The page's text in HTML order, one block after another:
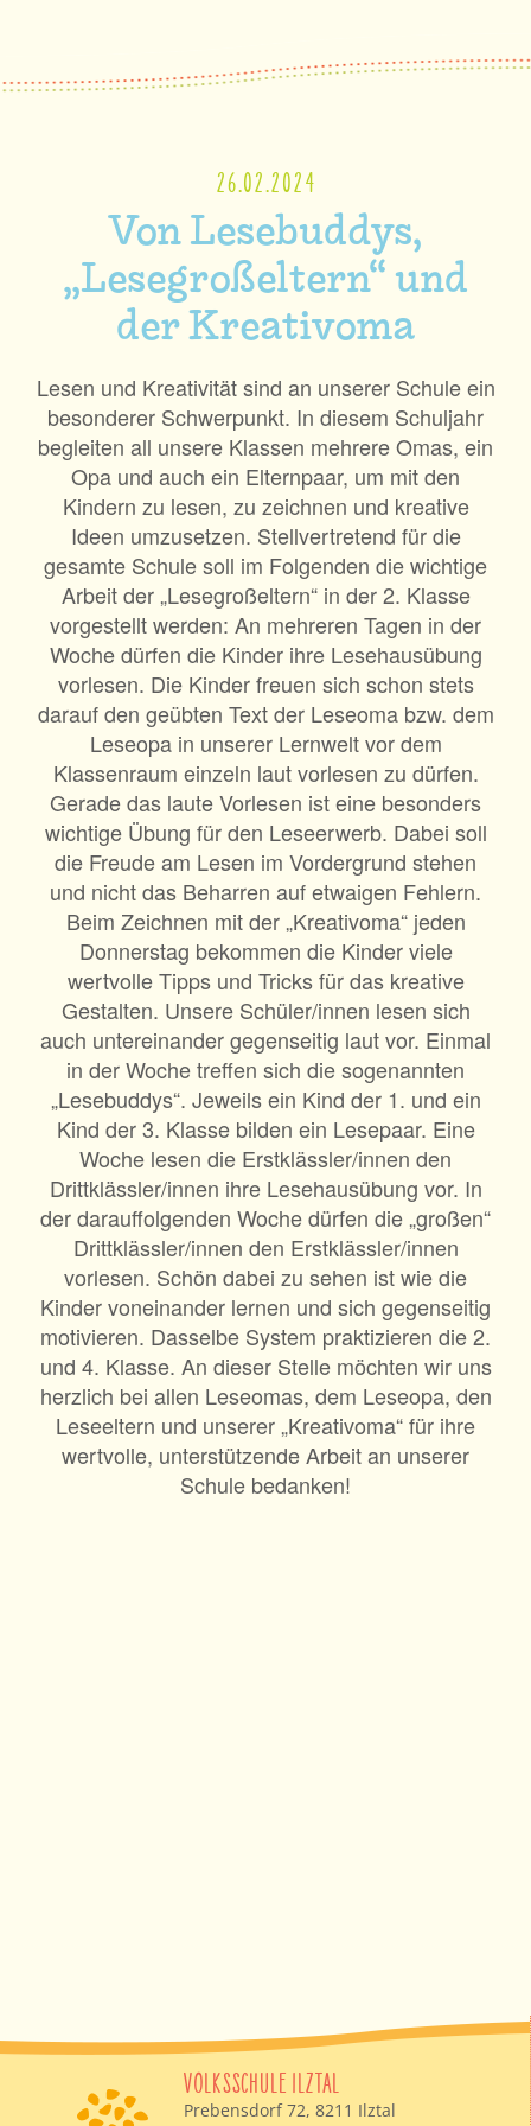
26.02.2024
Von Lesebuddys,
„Lesegroßeltern“ und
der Kreativoma
Lesen und Kreativität sind an unserer Schule ein
besonderer Schwerpunkt. In diesem Schuljahr
begleiten all unsere Klassen mehrere Omas, ein
Opa und auch ein Elternpaar, um mit den
Kindern zu lesen, zu zeichnen und kreative
Ideen umzusetzen. Stellvertretend für die
gesamte Schule soll im Folgenden die wichtige
Arbeit der „Lesegroßeltern“ in der 2. Klasse
vorgestellt werden: An mehreren Tagen in der
Woche dürfen die Kinder ihre Lesehausübung
vorlesen. Die Kinder freuen sich schon stets
darauf den geübten Text der Leseoma bzw. dem
Leseopa in unserer Lernwelt vor dem
Klassenraum einzeln laut vorlesen zu dürfen.
Gerade das laute Vorlesen ist eine besonders
wichtige Übung für den Leseerwerb. Dabei soll
die Freude am Lesen im Vordergrund stehen
und nicht das Beharren auf etwaigen Fehlern.
Beim Zeichnen mit der „Kreativoma“ jeden
Donnerstag bekommen die Kinder viele
wertvolle Tipps und Tricks für das kreative
Gestalten. Unsere Schüler/innen lesen sich
auch untereinander gegenseitig laut vor. Einmal
in der Woche treffen sich die sogenannten
„Lesebuddys“. Jeweils ein Kind der 1. und ein
Kind der 3. Klasse bilden ein Lesepaar. Eine
Woche lesen die Erstklässler/innen den
Drittklässler/innen ihre Lesehausübung vor. In
der darauffolgenden Woche dürfen die „großen“
Drittklässler/innen den Erstklässler/innen
vorlesen. Schön dabei zu sehen ist wie die
Kinder voneinander lernen und sich gegenseitig
motivieren. Dasselbe System praktizieren die 2.
und 4. Klasse. An dieser Stelle möchten wir uns
herzlich bei allen Leseomas, dem Leseopa, den
Leseeltern und unserer „Kreativoma“ für ihre
wertvolle, unterstützende Arbeit an unserer
Schule bedanken!
VOLKSSCHULE ILZTAL
Prebensdorf 72, 8211 Ilztal